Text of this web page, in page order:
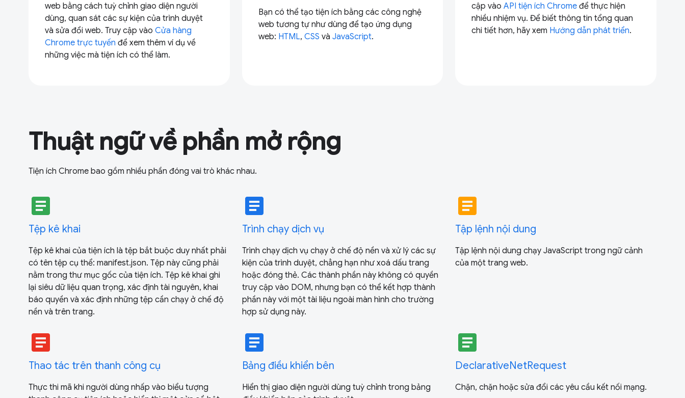
web bằng cách tuỳ chỉnh giao diện người
dùng, quan sát các sự kiện của trình duyệt
và sửa đổi web. Truy cập vào Cửa hàng
Chrome trực tuyến để xem thêm ví dụ về
những việc mà tiện ích có thể làm.
Bạn có thể tạo tiện ích bằng các công nghệ
web tương tự như dùng để tạo ứng dụng
web: HTML, CSS và JavaScript.
cập vàoAPI tiện ích Chrome để thực hiện
nhiều nhiệm vụ. Để biết thông tin tổng quan
chi tiết hơn, hãy xem Hướng dẫn phát triển.
Thuật ngữ về phần mở rộng
Tiện ích Chrome bao gồm nhiều phần đóng vai trò khác nhau.
article
Tệp kê khai
Tệp kê khai của tiện ích là tệp bắt buộc duy nhất phải
có tên tệp cụ thể: manifest.json. Tệp này cũng phải
nằm trong thư mục gốc của tiện ích. Tệp kê khai ghi
lại siêu dữ liệu quan trọng, xác định tài nguyên, khai
báo quyền và xác định những tệp cần chạy ở chế độ
nền và trên trang.
article
Trình chạy dịch vụ
Trình chạy dịch vụ chạy ở chế độ nền và xử lý các sự
kiện của trình duyệt, chẳng hạn như xoá dấu trang
hoặc đóng thẻ. Các thành phần này không có quyền
truy cập vào DOM, nhưng bạn có thể kết hợp thành
phần này với một tài liệu ngoài màn hình cho trường
hợp sử dụng này.
article
Tập lệnh nội dung
Tập lệnh nội dung chạy JavaScript trong ngữ cảnh
của một trang web.
article
Thao tác trên thanh công cụ
Thực thi mã khi người dùng nhấp vào biểu tượng
article
Bảng điều khiển bên
Hiển thị giao diện người dùng tuỳ chỉnh trong bảng
article
DeclarativeNetRequest
Chặn, chặn hoặc sửa đổi các yêu cầu kết nối mạng.